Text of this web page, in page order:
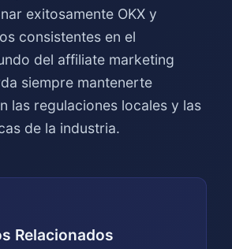
exitosamente OKX y
consistentes en el
del affiliate marketing
siempre mantenerte
las regulaciones locales y las
de la industria.
Relacionados